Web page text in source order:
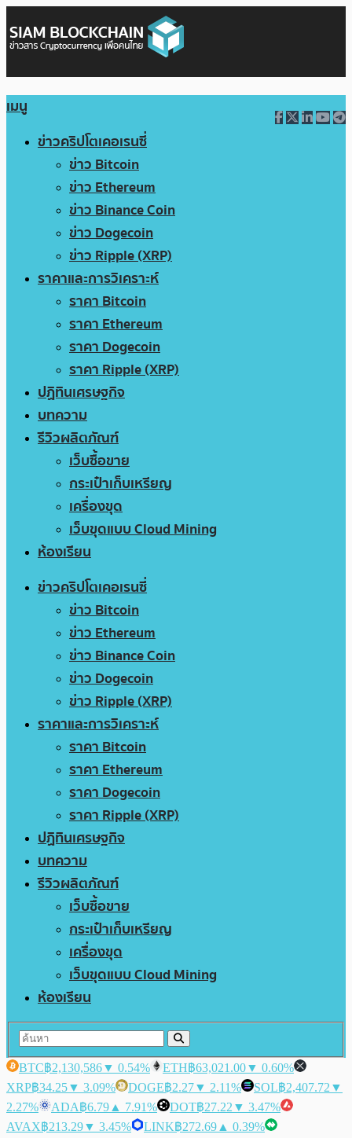
เมนู
ข่าวคริปโตเคอเรนซี่
ข่าว Bitcoin
ข่าว Ethereum
ข่าว Binance Coin
ข่าว Dogecoin
ข่าว Ripple (XRP)
ราคาและการวิเคราะห์
ราคา Bitcoin
ราคา Ethereum
ราคา Dogecoin
ราคา Ripple (XRP)
ปฏิทินเศรษฐกิจ
บทความ
รีวิวผลิตภัณฑ์
เว็บซื้อขาย
กระเป๋าเก็บเหรียญ
เครื่องขุด
เว็บขุดแบบ Cloud Mining
ห้องเรียน
ข่าวคริปโตเคอเรนซี่
ข่าว Bitcoin
ข่าว Ethereum
ข่าว Binance Coin
ข่าว Dogecoin
ข่าว Ripple (XRP)
ราคาและการวิเคราะห์
ราคา Bitcoin
ราคา Ethereum
ราคา Dogecoin
ราคา Ripple (XRP)
ปฏิทินเศรษฐกิจ
บทความ
รีวิวผลิตภัณฑ์
เว็บซื้อขาย
กระเป๋าเก็บเหรียญ
เครื่องขุด
เว็บขุดแบบ Cloud Mining
ห้องเรียน
BTC฿2,130,586▼ 0.54% ETH฿63,021.00▼ 0.60%
XRP฿34.25▼ 3.09% DOGE฿2.27▼ 2.11% SOL฿2,407.72 ▼
2.27%
ADA฿6.79 ▲ 7.91% DOT฿27.22 ▼ 3.47%
AVAX฿213.29▼ 3.45% LINK฿272.69 ▲ 0.39%